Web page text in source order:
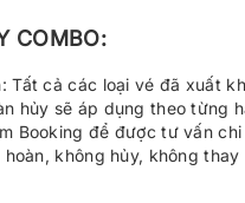
COMBO:
Tất cả các loại vé đã xuất
hủy sẽ áp dụng theo
Booking để được tư vấn
không hủy, không thay